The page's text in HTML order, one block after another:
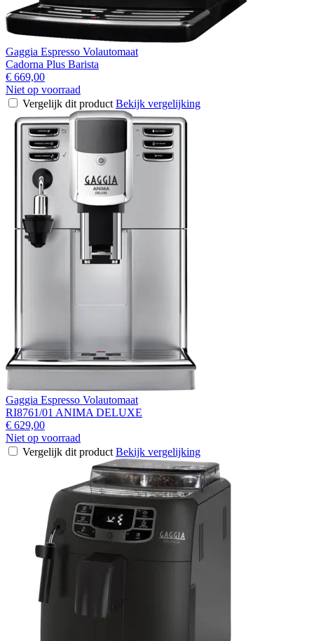
Gaggia Espresso Volautomaat
Cadorna Plus Barista
€ 669,00
Niet op voorraad
Vergelijk dit product Bekijk vergelijking
Gaggia Espresso Volautomaat
RI8761/01 ANIMA DELUXE
€ 629,00
Niet op voorraad
Vergelijk dit product Bekijk vergelijking